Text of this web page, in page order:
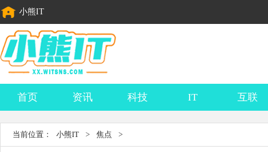
小熊IT
首页 资讯 科技 IT 互联
当前位置： 小熊IT > 焦点 >